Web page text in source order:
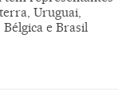
Uruguai,
Bélgica e Brasil